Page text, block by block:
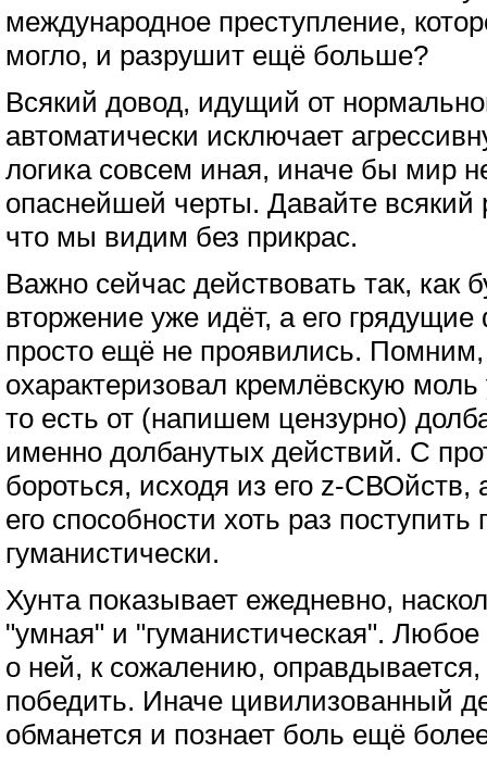
международное преступление,
могло, и разрушит ещё больше?
Всякий довод, идущий от
автоматически исключает
логика совсем иная, иначе бы мир
опаснейшей черты. Давайте всякий
что мы видим без прикрас.
Важно сейчас действовать так, как
вторжение уже идёт, а его
просто ещё не проявились.
охарактеризовал кремлёвскую
то есть от (напишем цензурно)
именно долбанутых действий. С
бороться, исходя из его z-
его способности хоть раз
гуманистически.
Хунта показывает ежедневно,
"умная" и "гуманистическая".
о ней, к сожалению,
победить. Иначе цивилизованный
обманется и познает боль ещё